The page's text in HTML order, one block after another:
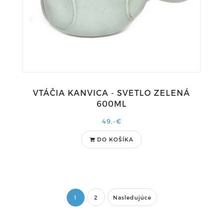
VTÁČIA KANVICA - SVETLO ZELENÁ
600ML
49,-€
DO KOŠÍKA
1 2 Nasledujúce